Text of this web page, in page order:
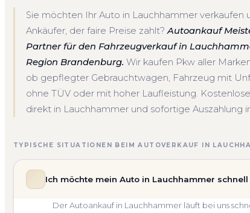
Sie möchten Ihr Auto in Lauchhammer verkaufen
Ankäufer, der faire Preise zahlt?Autoankauf
Partner für den Fahrzeugverkauf in
Region Brandenburg. Wir kaufen Pkw aller
ob gepflegter Gebrauchtwagen, Fahrzeug mit
ohne TÜV oder mit hoher Laufleistung.
direkt in Lauchhammer und sofortige Auszahlung
TYPISCHE SITUATIONEN BEIM AUTOVERKAUF IN
Ich möchte mein Auto in Lauchhammer
Der Autoankauf in Lauchhammer läuft bei uns